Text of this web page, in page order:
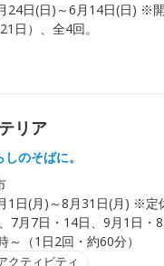
24日(日)～6月14日(日) ※
日）、全4回。
リア
のそばに。
1日(月)～8月31日(月) ※定
7月7日・14日、9月1日・
（1日2回・約60分）
クティビティ